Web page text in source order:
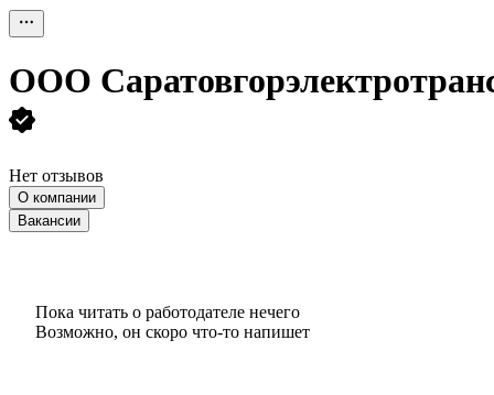
ООО
Нет отзывов
О компании
Вакансии
Пока читать о работодателе нечего
Возможно, он скоро что‑то напишет